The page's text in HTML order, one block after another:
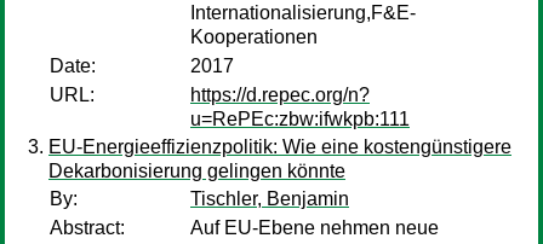
Internationalisierung,F&E-
Kooperationen
Date:
2017
URL:
https://d.repec.org/n?
u=RePEc:zbw:ifwkpb:111
EU-Energieeffizienzpolitik: Wie eine kostengünstigere
Dekarbonisierung gelingen könnte
By:
Tischler, Benjamin
Abstract:
Auf EU-Ebene nehmen neue